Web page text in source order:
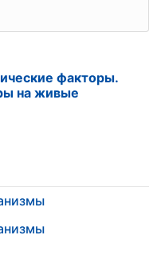
факторы.
на живые